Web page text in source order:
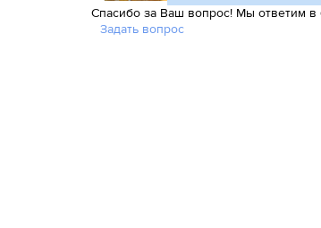
Спасибо за Ваш вопрос! Мы ответим
Задать вопрос